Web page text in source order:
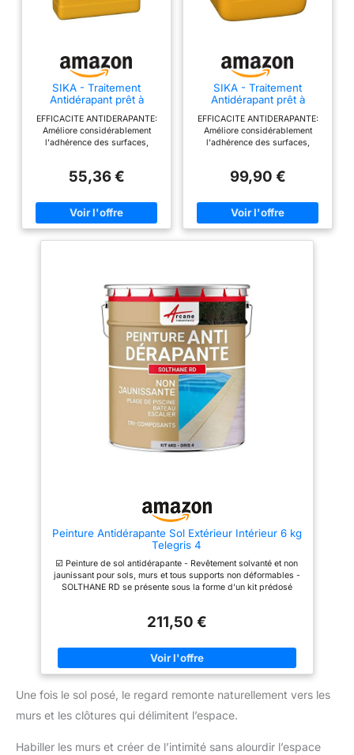
SIKA - Traitement
Antidérapant prêt à
2L
EFFICACITE ANTIDERAPANTE:
Améliore considérablement
l'adhérence des surfaces,
terrasses, marches d’escaliers,
piscines, cuisines
POLYVALENCE: Ce Sikagard-
199 Antidérapant est utilisable
extérieur FACILITE
D'UTILISATION: Peut
s'appliquer à l'aide d'un
pulvérisateur basse pression.
Plusieurs niveaux
d’antiglissance en fonction de la
quantité de produit appliquée et
du temps de contact
DURABILITE: Le Sikagard-199
Antidérapant n'attaque pas les
supports en profondeur pour un
nettoyage de la surface toujours
possible. CONSOMMATION: Un
bidon de 2 litres permet de
55,36 €
SIKA - Traitement
Antidérapant prêt à
5L
EFFICACITE ANTIDERAPANTE:
Améliore considérablement
l'adhérence des surfaces,
terrasses, marches d’escaliers,
piscines, cuisines
POLYVALENCE: Ce Sikagard-
199 Antidérapant est utilisable
extérieur FACILITE
D'UTILISATION: Peut
s'appliquer à l'aide d'un
pulvérisateur basse pression.
Plusieurs niveaux
d’antiglissance en fonction de la
quantité de produit appliquée et
du temps de contact
DURABILITE: Le Sikagard-199
Antidérapant n'attaque pas les
supports en profondeur pour un
effet longue durée et un
nettoyage de la surface toujours
possible. CONSOMMATION: Un
bidon de 5 litres permet de
99,90 €
Peinture Antidérapante Sol Extérieur Intérieur 6 kg
Telegris 4
☑️ Peinture de sol antidérapante - Revêtement solvanté et non
jaunissant pour sols, murs et tous supports non déformables -
SOLTHANE RD se présente sous la forme d'un kit prédosé
époxy ou polyuréthane en horizontal et vertical, et s'applique
support d'origine. ☑️ SOLTHANE RD forme un film présentant
une très haute adhérence sur de nombreux supports tels que le
bétons ou des supports non absorbants pour assurer la
dérapant comparable à celui d'un carrelage anti-dérapant. ✅
milieu de page. Sécurité : consultez les mentions légales et
la section Guides produits et documents de cette page.
211,50 €
Une fois le sol posé, le regard remonte naturellement vers les
murs et les clôtures qui délimitent l’espace.
Habiller les murs et créer de l’intimité sans alourdir l’espace